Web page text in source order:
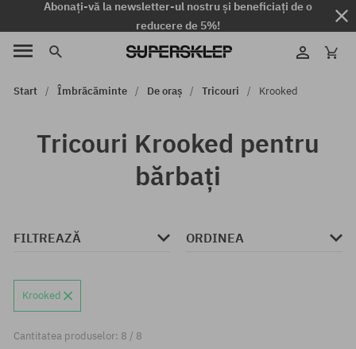
Abonați-vă la newsletter-ul nostru și beneficiați de o
reducere de 5%!
Start Îmbrăcăminte De oraș Tricouri Krooked
Tricouri Krooked pentru
bărbați
FILTREAZĂ ORDINEA
Krooked
Cantitatea produselor: 8 / 8